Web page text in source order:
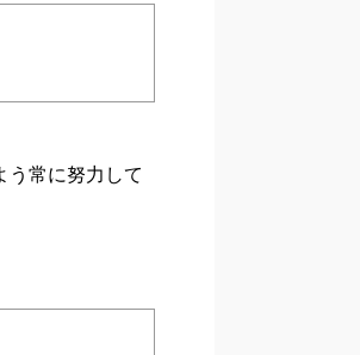
う常に努力して